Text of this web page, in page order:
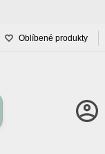
Oblíbené produkty